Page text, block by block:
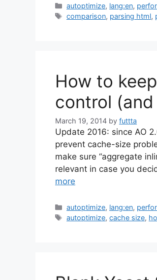
Categories
autoptimize, lang:en,
Tags
comparison, parsing html,
How to
control
March 19, 2014 by futtta
Update 2016: since AO
prevent cache-size
make sure “aggregate
relevant in case you
more
Categories
autoptimize, lang:en,
Tags
autoptimize,cache size,